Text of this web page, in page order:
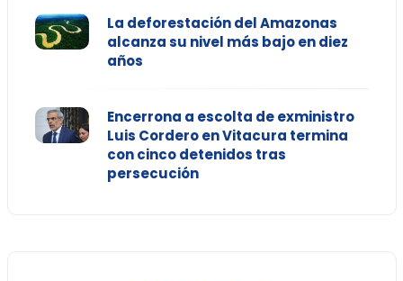
La deforestación del Amazonas
alcanza su nivel más bajo en diez
años
Encerrona a escolta de exministro
Luis Cordero en Vitacura termina
con cinco detenidos tras
persecución